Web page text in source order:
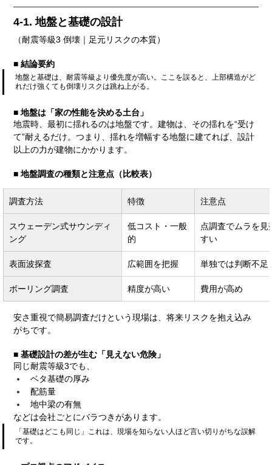
4-1. 地盤と基礎の設計
（耐震等級3 倒壊｜足元リスクの本質）
■ 結論要約
地盤と基礎は、耐震等級より優先度が高い。ここを誤ると、上部構造がど
れだけ強くても倒壊リスクは跳ね上がる。
■ 地盤は「家の性能を決める土台」
地震時、最初に揺れるのは地盤です。建物は、その揺れを“受け
て”耐えるだけ。つまり、揺れを増幅する地盤に建てれば、設計
以上の力が建物にかかります。
■ 地盤調査の種類と注意点（比較表）
調査方法 特徴 注意点
スウェーデン式サウンディ
ング
低コスト・一般
的
点調査でムラを見
すい
表面波探査 広範囲を把握 単独では判断不足
ボーリング調査 精度が高い 費用が高め
安さ重視で簡易調査だけという現場は、将来リスクを抱え込み
がちです。
■ 基礎設計の差が生む「見えない危険」
同じ耐震等級3でも、
ベタ基礎の厚み
配筋量
地中梁の有無
などは会社ごとにバラつきがあります。
「基礎はどこも同じ」これは、現場を知らない人ほど言い切りがちな誤解
です。